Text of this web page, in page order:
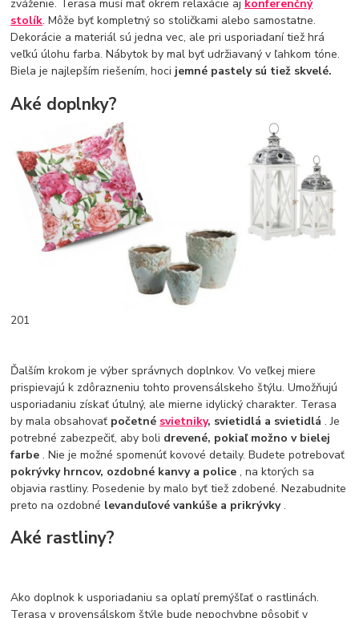
zváženie. Terasa musí mať okrem relaxácie aj konferenčný
stolík. Môže byť kompletný so stoličkami alebo samostatne.
Dekorácie a materiál sú jedna vec, ale pri usporiadaní tiež hrá
veľkú úlohu farba. Nábytok by mal byť udržiavaný v ľahkom tóne.
Biela je najlepším riešením, hoci jemné pastely sú tiež skvelé.
Aké doplnky?
201
Ďalším krokom je výber správnych doplnkov. Vo veľkej miere
prispievajú k zdôrazneniu tohto provensálskeho štýlu. Umožňujú
usporiadaniu získať útulný, ale mierne idylický charakter. Terasa
by mala obsahovať početné svietniky, svietidlá a svietidlá. Je
potrebné zabezpečiť, aby boli drevené, pokiaľ možno v bielej
farbe. Nie je možné spomenúť kovové detaily. Budete potrebovať
pokrývky hrncov, ozdobné kanvy a police, na ktorých sa
objavia rastliny. Posedenie by malo byť tiež zdobené. Nezabudnite
preto na ozdobné levanduľové vankúše a prikrývky.
Aké rastliny?
Ako doplnok k usporiadaniu sa oplatí premýšľať o rastlinách.
Terasa v provensálskom štýle bude nepochybne pôsobiť v